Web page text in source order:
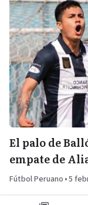
El palo de
empate de
Fútbol Peruano •5